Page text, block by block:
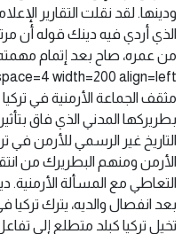
ودينها. لقد نقلت التقارير
الذي أردي فيه دينك قوله أن
من عمره، صاح بعد إتمام
مثقف الجماعة الأرمنية في
بطريركها المدني الذي فاق
التاريخ غير الرسمي للأرمن
الأرمن ومنهم البطريرك من
التعاطي مع المسألة
بعد انفصال والديه، يترك
تخيل تركيا كبلد متطلع إلى